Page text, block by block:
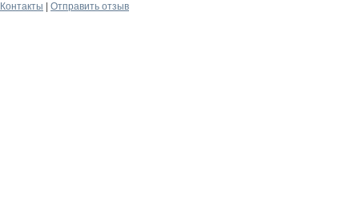
Контакты
Отправить отзыв